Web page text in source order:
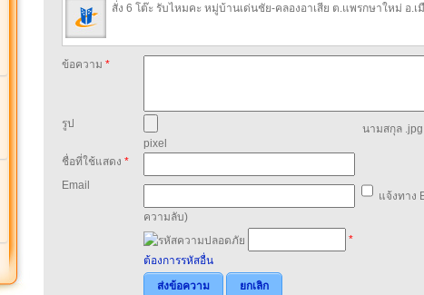
สั่ง 6 โต๊ะ รับไหมคะ หมู่บ้านเด่นชัย-คลองอาเสีย ต.แพรกษาใหม่ อ.
ข้อความ *
รูป
นามสกุล
pixel
ชื่อที่ใช้แสดง *
Email
แจ้งทาง
ความลับ)
*
ต้องการรหัสอื่น
ส่งข้อความ
ยกเลิก